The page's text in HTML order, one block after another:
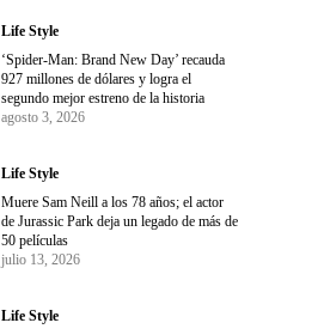
Life Style
‘Spider-Man: Brand New Day’ recauda
927 millones de dólares y logra el
segundo mejor estreno de la historia
agosto 3, 2026
Life Style
Muere Sam Neill a los 78 años; el actor
de Jurassic Park deja un legado de más de
50 películas
julio 13, 2026
Life Style